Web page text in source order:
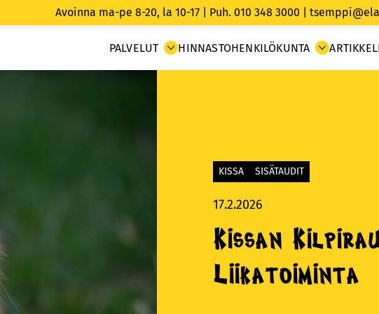
Avoinna ma-pe 8-20, la 10-17 | Puh. 010 348 3000
PALVELUT HINNASTOHENKILÖKUNTA
KISSA SISÄTAUDIT
17.2.2026
Kissan
Liikatoiminta